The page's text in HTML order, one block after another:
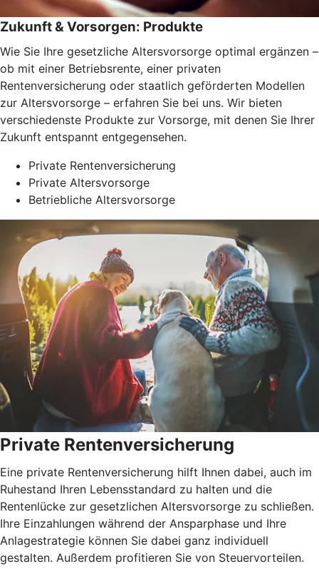
Zukunft & Vorsorgen: Produkte
Wie Sie Ihre gesetzliche Altersvorsorge optimal ergänzen –
ob mit einer Betriebsrente, einer privaten
Rentenversicherung oder staatlich geförderten Modellen
zur Altersvorsorge – erfahren Sie bei uns. Wir bieten
verschiedenste Produkte zur Vorsorge, mit denen Sie Ihrer
Zukunft entspannt entgegensehen.
Private Rentenversicherung
Private Altersvorsorge
Betriebliche Altersvorsorge
Private Rentenversicherung
Eine private Rentenversicherung hilft Ihnen dabei, auch im
Ruhestand Ihren Lebensstandard zu halten und die
Rentenlücke zur gesetzlichen Altersvorsorge zu schließen.
Ihre Einzahlungen während der Ansparphase und Ihre
Anlagestrategie können Sie dabei ganz individuell
gestalten. Außerdem profitieren Sie von Steuervorteilen.